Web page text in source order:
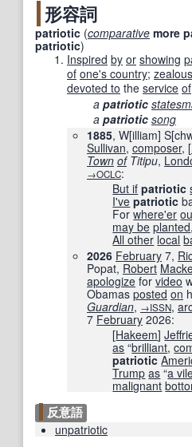
形容詞
patriotic (comparative more
patriotic)
Inspired by or showing
of one's country;
devoted to the service of
a patriotic
a patriotic song
1885, W[illiam]
Sullivan, composer, [
Town ofTitipu,
→OCLC:
But if patriotic
I've patriotic
Forwhere'er
may be planted,
All other local
2026 February 7,
Popat, Robert
apologize for video
Obamas posted on
Guardian‎, →ISSN,
7 February 2026:
[Hakeem]
as “brilliant,
patriotic
Trump as “a
malignant
反意語
unpatriotic